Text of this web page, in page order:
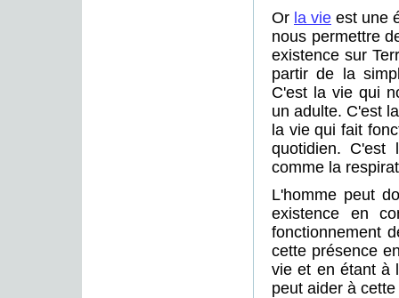
Or la vie est une
nous permettre
existence sur
partir de la
C'est la vie qui
un adulte. C'est
la vie qui fait
quotidien. C'est
comme la
L'homme peut
existence en
fonctionnement
cette présence
vie et en étant à
peut aider à